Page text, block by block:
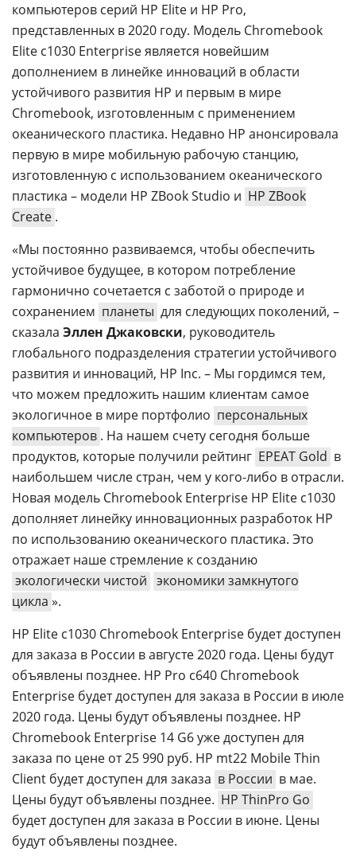
компьютеров серий HP Elite и HP Pro,
представленных в 2020 году. Модель Chromebook
Elite c1030 Enterprise является новейшим
дополнением в линейке инноваций в области
устойчивого развития HP и первым в мире
Chromebook, изготовленным с применением
океанического пластика. Недавно HP анонсировала
первую в мире мобильную рабочую станцию,
изготовленную с использованием океанического
пластика – модели HP ZBook Studio и HP ZBook
Create .
«Мы постоянно развиваемся, чтобы обеспечить
устойчивое будущее, в котором потребление
гармонично сочетается с заботой о природе и
сохранением планеты для следующих поколений, –
сказала Эллен Джаковски, руководитель
глобального подразделения стратегии устойчивого
развития и инноваций, HP Inc. – Мы гордимся тем,
что можем предложить нашим клиентам самое
экологичное в мире портфолио персональных
компьютеров . На нашем счету сегодня больше
продуктов, которые получили рейтинг EPEAT Gold в
наибольшем числе стран, чем у кого-либо в отрасли.
Новая модель Chromebook Enterprise HP Elite c1030
дополняет линейку инновационных разработок HP
по использованию океанического пластика. Это
отражает наше стремление к созданию
экологически чистой экономики замкнутого
цикла ».
HP Elite c1030 Chromebook Enterprise будет доступен
для заказа в России в августе 2020 года. Цены будут
объявлены позднее. HP Pro c640 Chromebook
Enterprise будет доступен для заказа в России в июле
2020 года. Цены будут объявлены позднее. HP
Chromebook Enterprise 14 G6 уже доступен для
заказа по цене от 25 990 руб. HP mt22 Mobile Thin
Client будет доступен для заказа в России в мае.
Цены будут объявлены позднее. HP ThinPro Go
будет доступен для заказа в России в июне. Цены
будут объявлены позднее.